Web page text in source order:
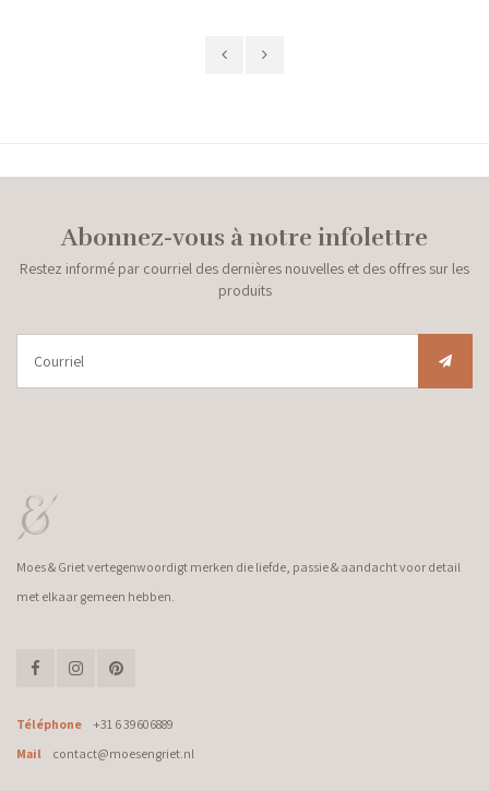
Abonnez-vous à notre infolettre
Restez informé par courriel des dernières nouvelles et des offres sur les
produits
Moes & Griet vertegenwoordigt merken die liefde, passie & aandacht voor detail
met elkaar gemeen hebben.
Téléphone
+31 6 39606889
Mail
contact@moesengriet.nl